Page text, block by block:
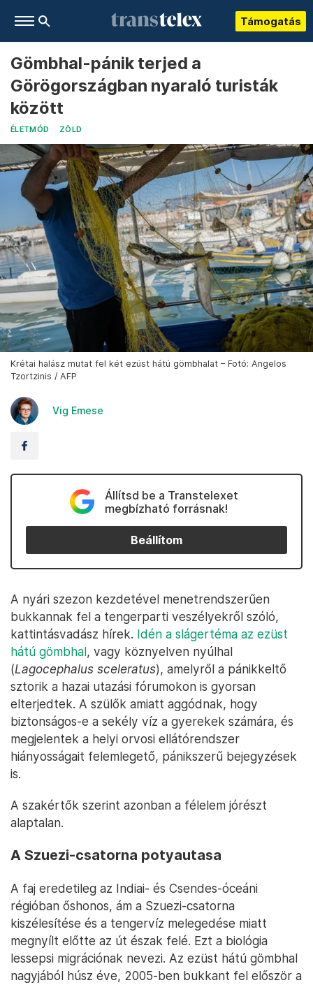
Támogatás
Gömbhal-pánik terjed a
Görögországban nyaraló turisták
között
ÉLETMÓD ZÖLD
Krétai halász mutat fel két ezüst hátú gömbhalat – Fotó: Angelos
Tzortzinis / AFP
Vig Emese
Állítsd be a Transtelexet
megbízható forrásnak!
Beállítom
A nyári szezon kezdetével menetrendszerűen
bukkannak fel a tengerparti veszélyekről szóló,
kattintásvadász hírek. Idén a slágertéma az ezüst
hátú gömbhal, vagy köznyelven nyúlhal
(Lagocephalus sceleratus), amelyről a pánikkeltő
sztorik a hazai utazási fórumokon is gyorsan
elterjedtek. A szülők amiatt aggódnak, hogy
biztonságos-e a sekély víz a gyerekek számára, és
megjelentek a helyi orvosi ellátórendszer
hiányosságait felemlegető, pánikszerű bejegyzések
is.
A szakértők szerint azonban a félelem jórészt
alaptalan.
A Szuezi-csatorna potyautasa
A faj eredetileg az Indiai- és Csendes-óceáni
régióban őshonos, ám a Szuezi-csatorna
kiszélesítése és a tengervíz melegedése miatt
megnyílt előtte az út észak felé. Ezt a biológia
lessepsi migrációnak nevezi. Az ezüst hátú gömbhal
nagyjából húsz éve, 2005-ben bukkant fel először a